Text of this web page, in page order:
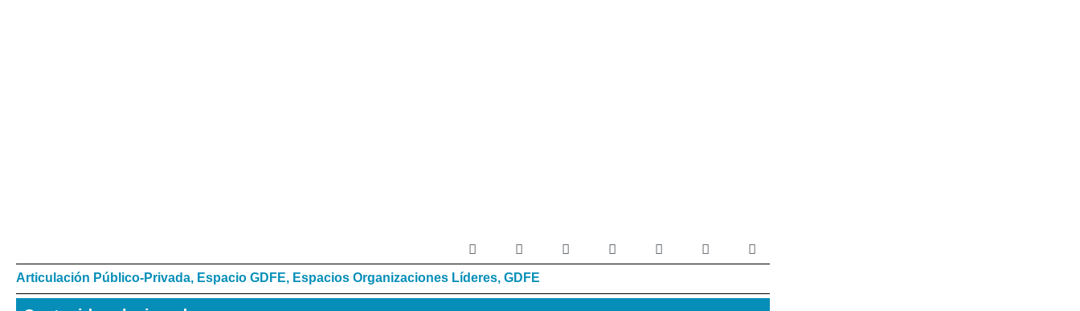
Articulación Público-Privada, Espacio GDFE, Espacios Organizaciones Líderes, GDFE